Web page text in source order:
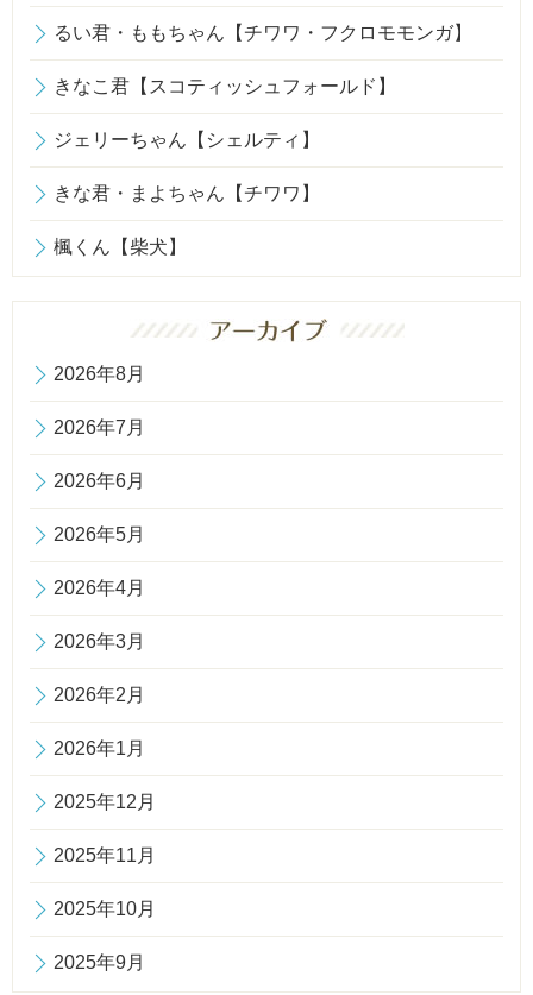
るい君・ももちゃん【チワワ・フクロモモンガ】
きなこ君【スコティッシュフォールド】
ジェリーちゃん【シェルティ】
きな君・まよちゃん【チワワ】
楓くん【柴犬】
2026年8月
2026年7月
2026年6月
2026年5月
2026年4月
2026年3月
2026年2月
2026年1月
2025年12月
2025年11月
2025年10月
2025年9月